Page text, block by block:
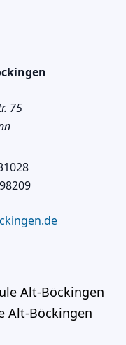
75
Alt-Böckingen
Alt-Böckingen